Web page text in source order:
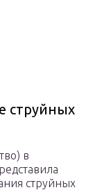
струйных
в
струйных